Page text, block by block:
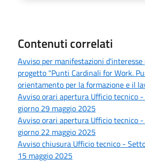
Contenuti correlati
Avviso per manifestazioni
progetto "Punti Cardinali for Work.
orientamento per la formazione e il
Avviso orari apertura Ufficio tecnico
giorno 29 maggio 2025
Avviso orari apertura Ufficio tecnico
giorno 22 maggio 2025
Avviso chiusura Ufficio tecnico -
15 maggio 2025